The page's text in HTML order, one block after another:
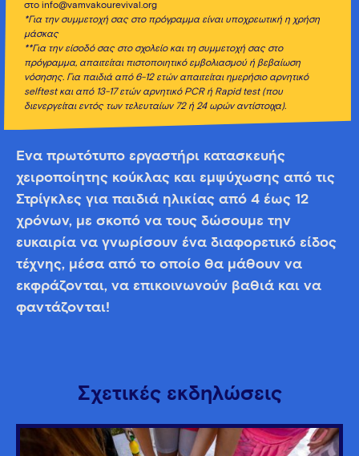
στο info@vamvakourevival.org
*Για την συμμετοχή σας στο πρόγραμμα είναι υποχρεωτική η χρήση
μάσκας
**Για την είσοδό σας στο σχολείο και τη συμμετοχή σας στο
πρόγραμμα, απαιτείται πιστοποιητικό εμβολιασμού ή βεβαίωση
νόσησης. Για παιδιά από 6-12 ετών απαιτείται ημερήσιο αρνητικό
selftestκαι από 13-17 ετών αρνητικό PCRή Rapidtest(που
διενεργείται εντός των τελευταίων 72 ή 24 ωρών αντίστοιχα).
Ένα πρωτότυπο εργαστήρι κατασκευής
χειροποίητης κούκλας και εμψύχωσης από τις
Στρίγκλες για παιδιά ηλικίας από 4 έως 12
χρόνων, με σκοπό να τους δώσουμε την
ευκαιρία να γνωρίσουν ένα διαφορετικό είδος
τέχνης, μέσα από το οποίο θα μάθουν να
εκφράζονται, να επικοινωνούν βαθιά και να
φαντάζονται!
Σχετικές εκδηλώσεις